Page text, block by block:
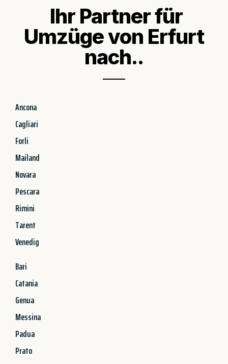
Ihr Partner für
Umzüge von Erfurt
nach..
Ancona
Cagliari
Forli
Mailand
Novara
Pescara
Rimini
Tarent
Venedig
Bari
Catania
Genua
Messina
Padua
Prato